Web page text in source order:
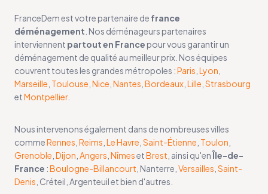
FranceDem est votre partenaire de france
déménagement . Nos déménageurs partenaires
interviennent partout en France pour vous garantir un
déménagement de qualité au meilleur prix. Nos équipes
couvrent toutes les grandes métropoles :Paris Lyon
Marseille Toulouse Nice Nantes Bordeaux Lille Strasbourg
etMontpellier.
Nous intervenons également dans de nombreuses villes
commeRennes Reims Le Havre Saint-Étienne Toulon
Grenoble Dijon Angers NîmesetBrest , ainsi qu'enÎle-de-
France :Boulogne-Billancourt , Nanterre, Versailles Saint-
Denis , Créteil, Argenteuil et bien d'autres.